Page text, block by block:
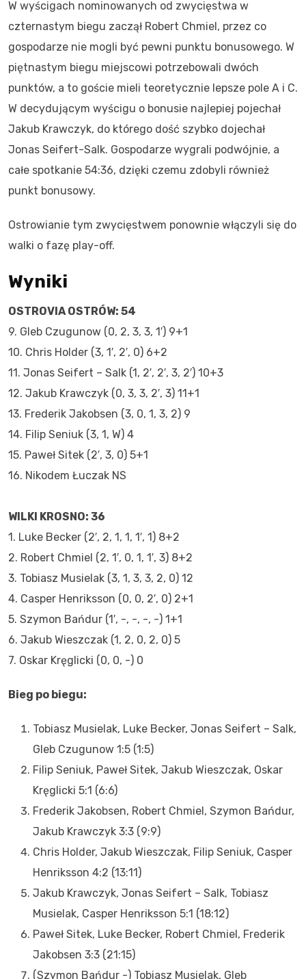
W wyścigach nominowanych od zwycięstwa w
czternastym biegu zaczął Robert Chmiel, przez co
gospodarze nie mogli być pewni punktu bonusowego. W
piętnastym biegu miejscowi potrzebowali dwóch
punktów, a to goście mieli teoretycznie lepsze pole A i C.
W decydującym wyścigu o bonusie najlepiej pojechał
Jakub Krawczyk, do którego dość szybko dojechał
Jonas Seifert-Salk. Gospodarze wygrali podwójnie, a
całe spotkanie 54:36, dzięki czemu zdobyli również
punkt bonusowy.
Ostrowianie tym zwycięstwem ponownie włączyli się do
walki o fazę play-off.
Wyniki
OSTROVIA OSTRÓW: 54
9. Gleb Czugunow (0, 2, 3, 3, 1′) 9+1
10. Chris Holder (3, 1′, 2′, 0) 6+2
11. Jonas Seifert – Salk (1, 2′, 2′, 3, 2′) 10+3
12. Jakub Krawczyk (0, 3, 3, 2′, 3) 11+1
13. Frederik Jakobsen (3, 0, 1, 3, 2) 9
14. Filip Seniuk (3, 1, W) 4
15. Paweł Sitek (2′, 3, 0) 5+1
16. Nikodem Łuczak NS
WILKI KROSNO: 36
1. Luke Becker (2′, 2, 1, 1, 1′, 1) 8+2
2. Robert Chmiel (2, 1′, 0, 1, 1′, 3) 8+2
3. Tobiasz Musielak (3, 1, 3, 3, 2, 0) 12
4. Casper Henriksson (0, 0, 2′, 0) 2+1
5. Szymon Bańdur (1′, -, -, -, -) 1+1
6. Jakub Wieszczak (1, 2, 0, 2, 0) 5
7. Oskar Kręglicki (0, 0, -) 0
Bieg po biegu:
Tobiasz Musielak, Luke Becker, Jonas Seifert – Salk,
Gleb Czugunow 1:5 (1:5)
Filip Seniuk, Paweł Sitek, Jakub Wieszczak, Oskar
Kręglicki 5:1 (6:6)
Frederik Jakobsen, Robert Chmiel, Szymon Bańdur,
Jakub Krawczyk 3:3 (9:9)
Chris Holder, Jakub Wieszczak, Filip Seniuk, Casper
Henriksson 4:2 (13:11)
Jakub Krawczyk, Jonas Seifert – Salk, Tobiasz
Musielak, Casper Henriksson 5:1 (18:12)
Paweł Sitek, Luke Becker, Robert Chmiel, Frederik
Jakobsen 3:3 (21:15)
(Szymon Bańdur -) Tobiasz Musielak, Gleb